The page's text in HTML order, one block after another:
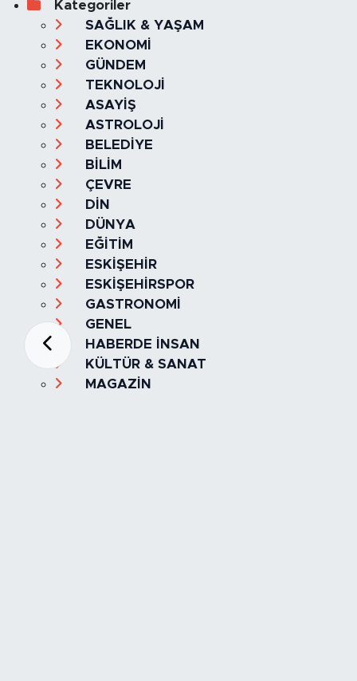
Kategoriler
SAĞLIK & YAŞAM
EKONOMİ
GÜNDEM
TEKNOLOJİ
ASAYİŞ
ASTROLOJİ
BELEDİYE
BİLİM
ÇEVRE
DİN
DÜNYA
EĞİTİM
ESKİŞEHİR
ESKİŞEHİRSPOR
GASTRONOMİ
GENEL
HABERDE İNSAN
KÜLTÜR & SANAT
MAGAZİN